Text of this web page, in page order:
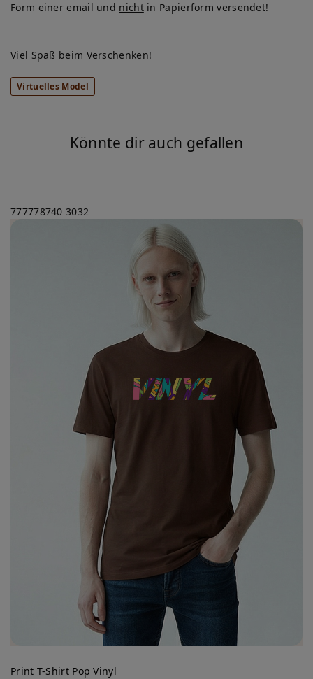
Form einer email und nichtin Papierform versendet!
Viel Spaß beim Verschenken!
Virtuelles Model
Könnte dir auch gefallen
777778740 3032
Print T-Shirt Pop Vinyl